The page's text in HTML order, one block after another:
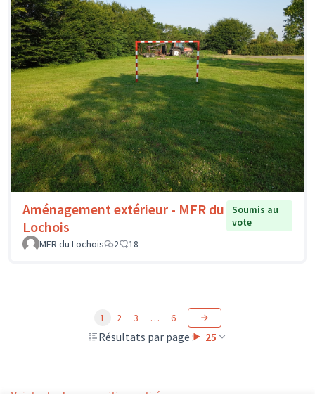
Aménagement extérieur - MFR du
Lochois
Soumis au
vote
MFR du Lochois
2 18
Résultats par page : 25
1 2 3 … 6
Voir toutes les propositions retirées